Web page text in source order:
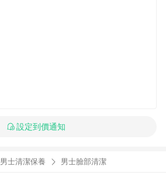
設定到價通知
男士清潔保養 男士臉部清潔